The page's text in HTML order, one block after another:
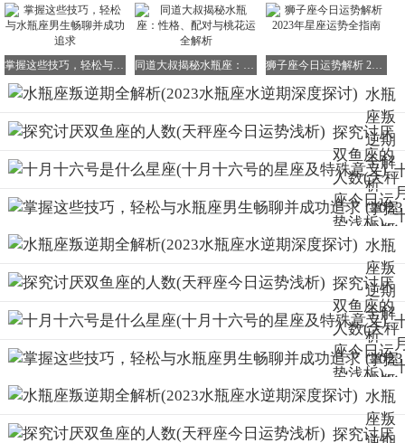
白羊座的青春期也是充满叛逆的。他们天真直率，生来就有
福气，似乎总有人愿意照顾他们、帮助他们。
在青春期时，白羊座对什么都感兴趣，无法平静下来学习，
因此成绩可能并不理想。
然而，青年期的叛逆只是白羊座人生磨练的一个阶段。为了
白羊座将凭借自己的热情和勇气，在人生的道路上不断前
行。
十二星座中，谁在青春期时最为强大？
在十二星座中，摩羯座在青春期时往往显得最为强大。他们
天生好动，对什么事都充满好奇，有着自己的想法和主见。
同时，摩羯座的性格也特别执拗，不好管理。如果管理方法
和技巧不当，很容易引发他们的叛逆情绪。
然而，正是这份执拗和叛逆，让摩羯座在青春期时显得格外
有力量。他们敢于挑战权威，追求自己的梦想和目标。
掌握这些技巧，轻松与水瓶座男生畅聊并成功追求 同道大叔揭秘水瓶座：性格、配对与桃花运全解析 狮子座今日运势解析 2023年星座运势全指南
水瓶
座叛
逆期
全解
析
(2023
水瓶
座水
逆期
深度
探讨)
探究讨厌
双鱼座的
人数(天秤
座今日运
势浅析)
(
掌握
这些
技
巧，
轻松
与水
瓶座
男生
畅聊
并成
功追
水瓶
座叛
逆期
全解
析
(2023
水瓶
座水
逆期
探究讨厌
双鱼座的
人数(天秤
座今日运
势浅析)
掌握
这些
技
巧，
水瓶
座叛
探究讨厌